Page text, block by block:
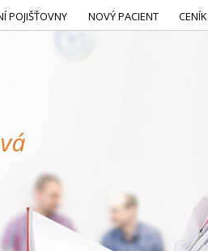
POJIŠŤOVNY NOVÝ PACIENT CENÍK